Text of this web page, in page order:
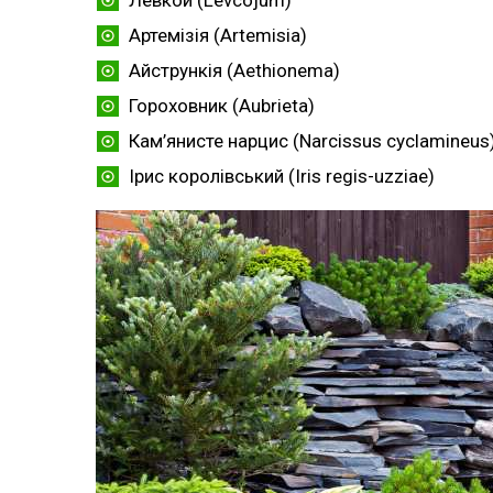
Артемізія (Artemisia)
Айстрункія (Aethionema)
Гороховник (Aubrieta)
Кам’янисте нарцис (Narcissus
Ірис королівський (Iris regis-uzziae)